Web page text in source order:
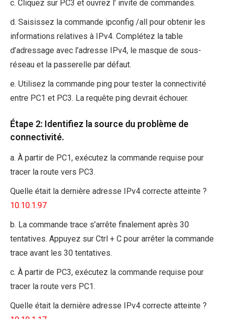
c. Cliquez sur PC3 et ouvrez l’ invite de commandes.
d. Saisissez la commande ipconfig /all pour obtenir les
informations relatives à IPv4. Complétez la table
d’adressage avec l’adresse IPv4, le masque de sous-
réseau et la passerelle par défaut.
e. Utilisez la commande ping pour tester la connectivité
entre PC1 et PC3. La requête ping devrait échouer.
Étape 2: Identifiez la source du problème de
connectivité.
a. À partir de PC1, exécutez la commande requise pour
tracer la route vers PC3.
Quelle était la dernière adresse IPv4 correcte atteinte ?
10.10.1.97
b. La commande trace s’arrête finalement après 30
tentatives. Appuyez sur Ctrl + C pour arrêter la commande
trace avant les 30 tentatives.
c. À partir de PC3, exécutez la commande requise pour
tracer la route vers PC1.
Quelle était la dernière adresse IPv4 correcte atteinte ?